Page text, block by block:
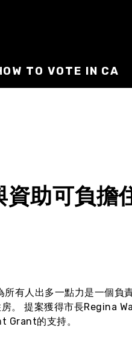
TO VOTE IN CA
助可負擔
有人出多一點力是一個負
。 提案獲得市長Regina
Grant的支持。